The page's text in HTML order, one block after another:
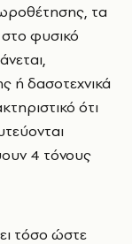
τα
φυσικό
ή δασοτεχνικά
ότι
4 τόνους
τόσο ώστε